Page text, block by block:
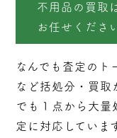
不用品の買取
お任せくださ
なんでも査定のト
など括処分・ 買取
でも１点から大量
定に対応していま